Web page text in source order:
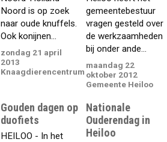
Noord is op zoek
naar oude knuffels.
Ook konijnen...
zondag 21 april
2013
Knaagdierencentrum
gemeentebestuur
vragen gesteld over
de werkzaamheden
bij onder ande...
maandag 22
oktober 2012
Gemeente Heiloo
Gouden dagen op
duofiets
HEILOO - In het
Nationale
Ouderendag in
Heiloo